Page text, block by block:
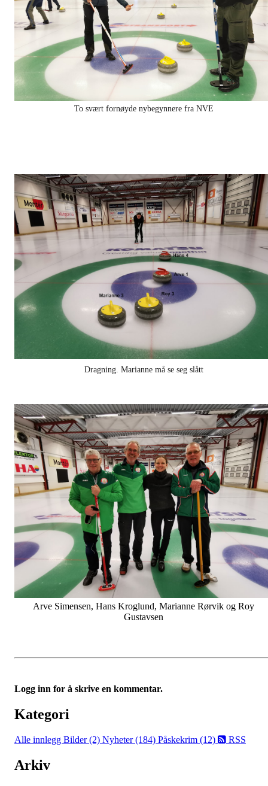
To svært fornøyde nybegynnere fra NVE
Dragning. Marianne må se seg slått
Arve Simensen, Hans Kroglund, Marianne Rørvik og Roy
Gustavsen
Logg inn for å skrive en kommentar.
Kategori
Alle innlegg Bilder (2) Nyheter (184) Påskekrim (12) RSS
Arkiv